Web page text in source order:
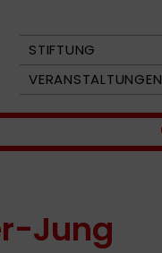
STIFTUNG
VERANSTALTUNGEN
Jung